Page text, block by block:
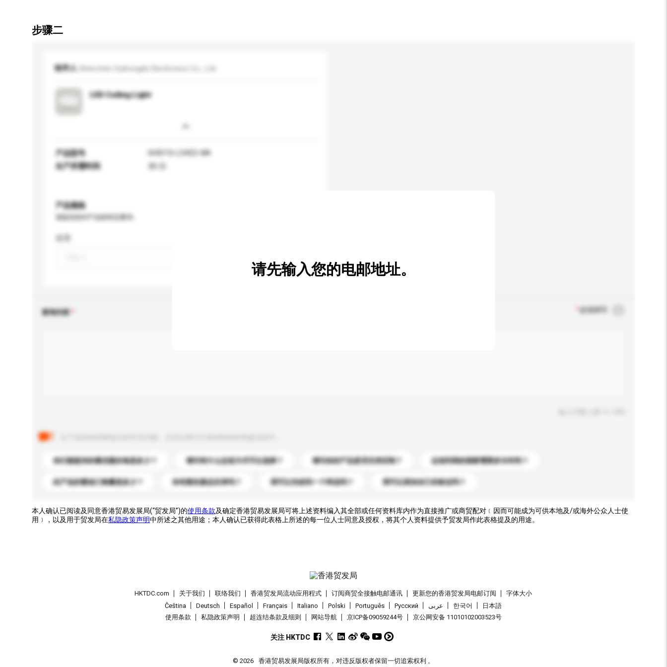
步骤二
收件人 Shenzhen Guihongda Electronics Co., Ltd.
LED Ceiling Light
产品型号
GHD13-L5422-8A
生产所需时间
30 日
产品规格
查询内容 必须填写
你们能提供的最优惠价格是多少？ 请问有什么运送方式可以选择？ 请问你的产品是否支持定制？ 运送到我的国家需要多长时间？
此产品的最低订购量是多少？ 你有新的產品目录吗？ 我可以先收到一个样品吗？ 我可以添加自己的标志吗？
请先输入您的电邮地址。
本人确认已阅读及同意香港贸易发展局(“贸发局”)的使用条款及确定香港贸易发展局可将上述资料编入其全部或任何资料库内作为直接推广或商贸配对﹝因而可能成为可供本地及/或海外公众人士使
用﹞，以及用于贸发局在私隐政策声明中所述之其他用途；本人确认已获得此表格上所述的每一位人士同意及授权，将其个人资料提供予贸发局作此表格提及的用途。
HKTDC.com 关于我们 联络我们 香港贸发局流动应用程式 订阅商贸全接触电邮通讯 更新您的香港贸发局电邮订阅
字体大小
Čeština
Deutsch Español Français Italiano Polski Português Pусский عربى 한국어
日本語
使用条款
私隐政策声明 超连结条款及细则 网站导航 京ICP备09059244号 京公网安备 11010102003523号
关注 HKTDC
© 2026 香港贸易发展局版权所有，对违反版权者保留一切追索权利 。